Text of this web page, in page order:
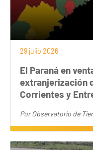
29 julio 2026
El Paraná en
extranjerización
Corrientes y
PorObservatorio de